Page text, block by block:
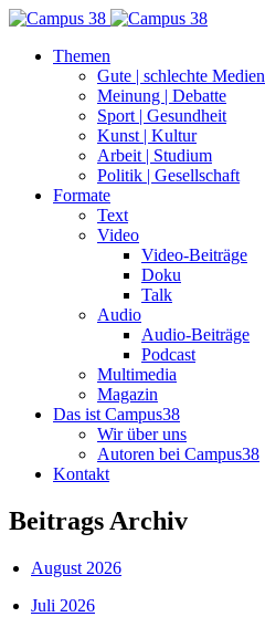
Themen
Gute | schlechte Medien
Meinung | Debatte
Sport | Gesundheit
Kunst | Kultur
Arbeit | Studium
Politik | Gesellschaft
Formate
Text
Video
Video-Beiträge
Doku
Talk
Audio
Audio-Beiträge
Podcast
Multimedia
Magazin
Das ist Campus38
Wir über uns
Autoren bei Campus38
Kontakt
Beitrags Archiv
August 2026
Juli 2026